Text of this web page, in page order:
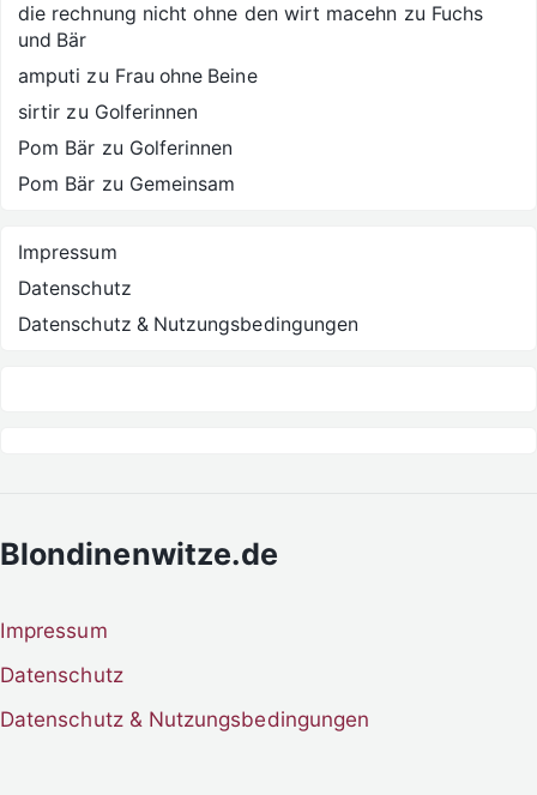
die rechnung nicht ohne den wirt macehn zu Fuchs
und Bär
amputi zu Frau ohne Beine
sirtir zu Golferinnen
Pom Bär zu Golferinnen
Pom Bär zu Gemeinsam
Impressum
Datenschutz
Datenschutz & Nutzungsbedingungen
Blondinenwitze.de
Impressum
Datenschutz
Datenschutz & Nutzungsbedingungen